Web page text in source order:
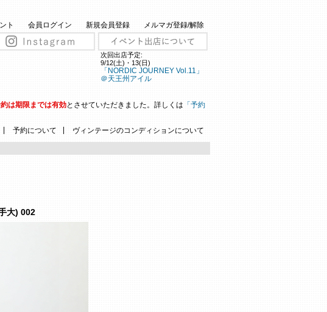
ト 会員ログイン 新規会員登録 メルマガ登録/解除
次回出店予定:
9/12(土)・13(日)
「NORDIC JOURNEY Vol.11」
＠天王州アイル
は期限までは有効とさせていただきました。詳しくは 「予約
予約について ヴィンテージのコンディションについて
大) 002